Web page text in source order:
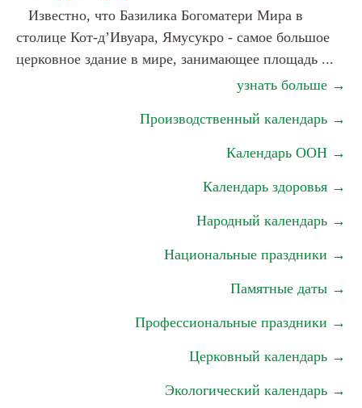
Известно, что Базилика Богоматери Мира в
столице Кот-д’Ивуара, Ямусукро - самое большое
церковное здание в мире, занимающее площадь ...
узнать больше →
Производственный календарь →
Календарь ООН →
Календарь здоровья →
Народный календарь →
Национальные праздники →
Памятные даты →
Профессиональные праздники →
Церковный календарь →
Экологический календарь →